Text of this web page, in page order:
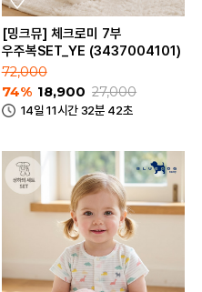
[밍크뮤] 체크로미 7부
우주복SET_YE (3437004101)
72,000
74% 18,900 27,000
14일 11시간 32분 42초